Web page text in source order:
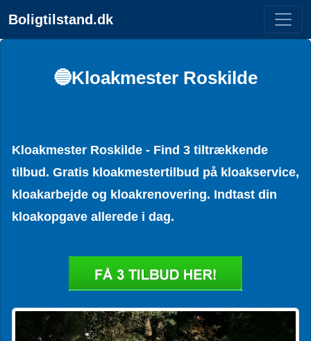
Boligtilstand.dk
🔵Kloakmester Roskilde
Kloakmester Roskilde - Find 3 tiltrækkende
tilbud. Gratis kloakmestertilbud på kloakservice,
kloakarbejde og kloakrenovering. Indtast din
kloakopgave allerede i dag.